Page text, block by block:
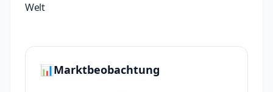
Welt
📊Marktbeobachtung